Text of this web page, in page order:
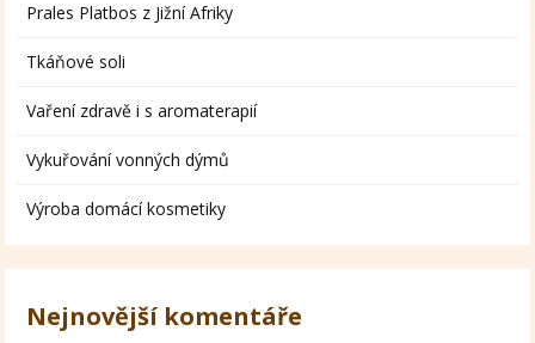
Prales Platbos z Jižní Afriky
Tkáňové soli
Vaření zdravě i s aromaterapií
Vykuřování vonných dýmů
Výroba domácí kosmetiky
Nejnovější komentáře